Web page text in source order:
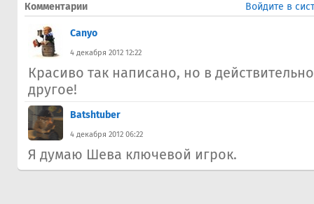
Комментарии Войдите в
Canyo
4 декабря 2012 12:22
Красиво так написано, но в
другое!
Batshtuber
4 декабря 2012 06:22
Я думаю Шева ключевой игрок.